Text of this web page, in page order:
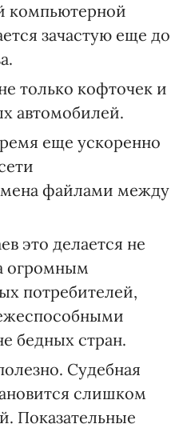
компьютерной
зачастую еще до
только кофточек и
автомобилей.
еще ускоренно
файлами между
это делается не
огромным
потребителей,
бедных стран.
Судебная
слишком
Показательные